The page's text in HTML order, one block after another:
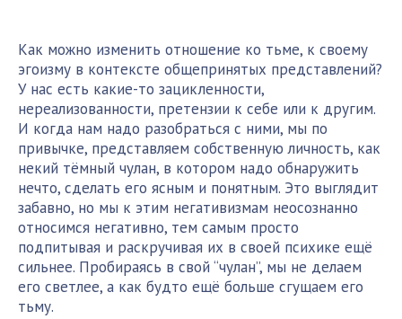
Как можно изменить отношение ко тьме, к своему
эгоизму в контексте общепринятых представлений?
У нас есть какие-то зацикленности,
нереализованности, претензии к себе или к другим.
И когда нам надо разобраться с ними, мы по
привычке, представляем собственную личность, как
некий тёмный чулан, в котором надо обнаружить
нечто, сделать его ясным и понятным. Это выглядит
забавно, но мы к этим негативизмам неосознанно
относимся негативно, тем самым просто
подпитывая и раскручивая их в своей психике ещё
сильнее. Пробираясь в свой “чулан”, мы не делаем
его светлее, а как будто ещё больше сгущаем его
тьму.